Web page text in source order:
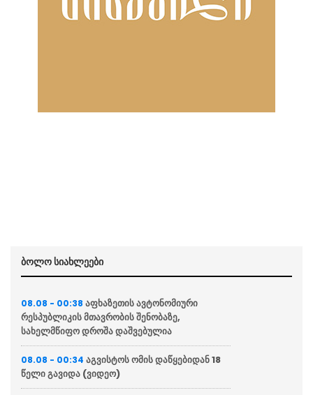
ბოლო სიახლეები
08.08 - 00:38 აფხაზეთის ავტონომიური
რესპუბლიკის მთავრობის შენობაზე,
სახელმწიფო დროშა დაშვებულია
08.08 - 00:34 აგვისტოს ომის დაწყებიდან 18
წელი გავიდა (ვიდეო)